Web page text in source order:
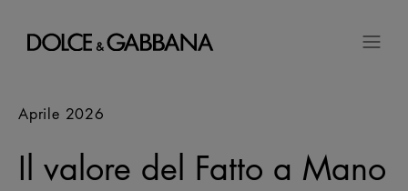
Aprile 2026
Il valore del Fatto a Mano